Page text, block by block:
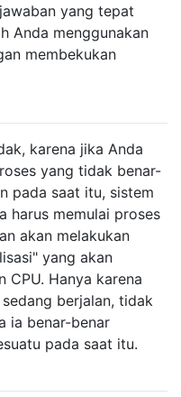
yang tepat
Anda menggunakan
membekukan
karena jika Anda
yang tidak benar-
pada saat itu, sistem
harus memulai proses
akan melakukan
yang akan
CPU. Hanya karena
berjalan, tidak
ia benar-benar
pada saat itu.